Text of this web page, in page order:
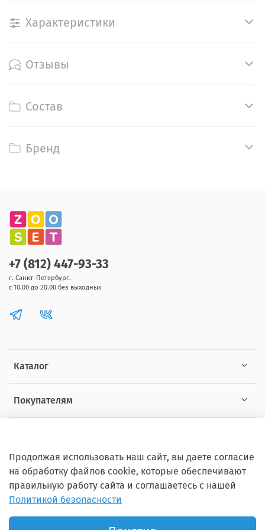
Характеристики
Отзывы
Состав
Бренд
Каталог
Покупателям
+7 (812) 447-93-33
г. Санкт-Петербург.
с 10.00 до 20.00 без выходных
Copyright © 2012 - 2026 ZOOSET Все права защищены.
Продолжая использовать наш сайт, вы даете согласие
на обработку файлов cookie, которые обеспечивают
правильную работу сайта и соглашаетесь с нашей
Политикой безопасности